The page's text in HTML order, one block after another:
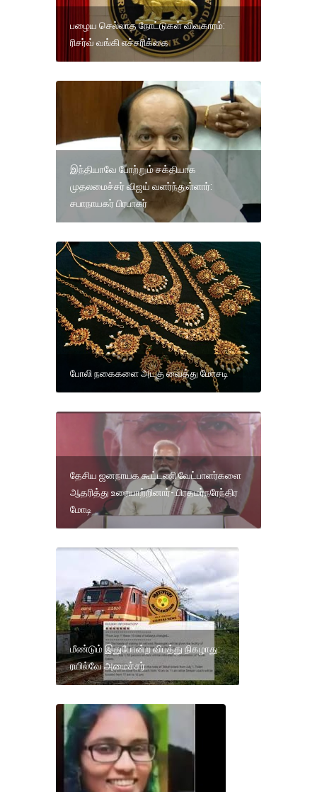
பழைய செல்லாத நோட்டுகள் விவகாரம்:
ரிசர்வ் வங்கி எச்சரிக்கை
இந்தியாவே போற்றும் சக்தியாக
முதலமைச்சர் விஜய் வளர்ந்துள்ளார்:
சபாநாயகர் பிரபாகர்
போலி நகைகளை அடகு வைத்து மோசடி
தேசிய ஜனநாயக கூட்டணி வேட்பாளர்களை
ஆதரித்து உரையாற்றினார்-.பிரதமர்நரேந்திர
மோடி
மீண்டும் இதுபோன்ற விபத்து நிகழாது:
ரயில்வே அமைச்சர்